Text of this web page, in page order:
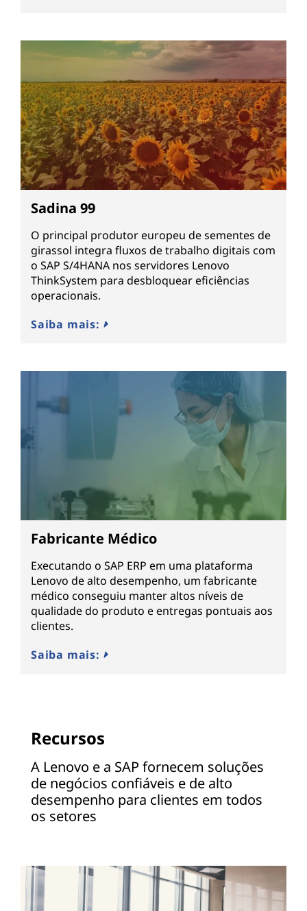
Sadina 99
O principal produtor europeu de sementes de
girassol integra fluxos de trabalho digitais com
o SAP S/4HANA nos servidores Lenovo
ThinkSystem para desbloquear eficiências
operacionais.
Saiba mais:
Fabricante Médico
Executando o SAP ERP em uma plataforma
Lenovo de alto desempenho, um fabricante
médico conseguiu manter altos níveis de
qualidade do produto e entregas pontuais aos
clientes.
Saiba mais:
Recursos
A Lenovo e a SAP fornecem soluções
de negócios confiáveis e de alto
desempenho para clientes em todos
os setores